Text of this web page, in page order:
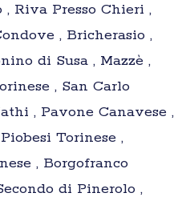
, Riva Presso Chieri ,
, Bricherasio ,
di Susa , Mazzè ,
, San Carlo
, Pavone Canavese ,
Torinese ,
, Borgofranco
di Pinerolo ,